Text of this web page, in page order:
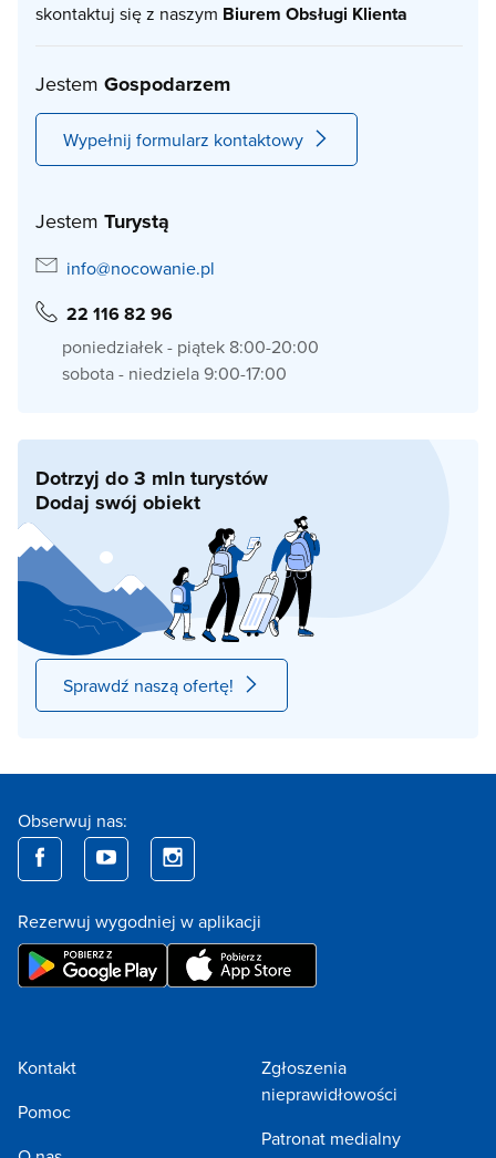
skontaktuj się z naszym Biurem Obsługi Klienta
Jestem Gospodarzem
Wypełnij formularz kontaktowy
Jestem Turystą
info@nocowanie.pl
22 116 82 96
poniedziałek - piątek 8:00-20:00
sobota - niedziela 9:00-17:00
Dotrzyj do 3 mln turystów
Dodaj swój obiekt
Sprawdź naszą ofertę!
Obserwuj nas:
Rezerwuj wygodniej w aplikacji
Kontakt
Pomoc
Zgłoszenia
nieprawidłowości
Patronat medialny